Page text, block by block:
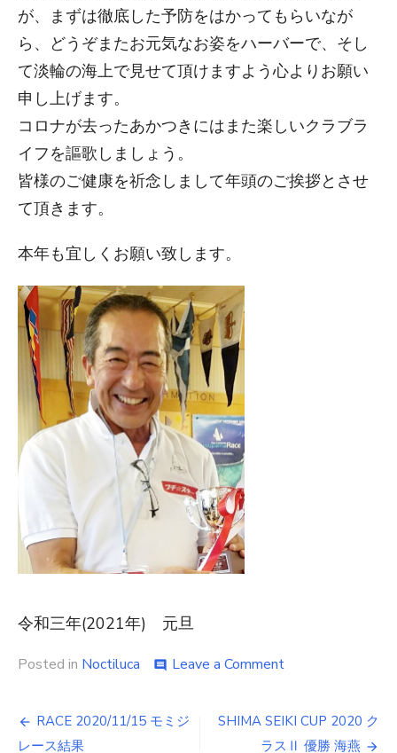
が、まずは徹底した予防をはかってもらいなが
ら、どうぞまたお元気なお姿をハーバーで、そし
て淡輪の海上で見せて頂けますよう心よりお願い
申し上げます。
コロナが去ったあかつきにはまた楽しいクラブラ
イフを謳歌しましょう。
皆様のご健康を祈念しまして年頭のご挨拶とさせ
て頂きます。
本年も宜しくお願い致します。
令和三年(2021年) 元旦
Posted in Noctiluca comment Leave a Commenton
三
投RACE 2020/11/15 モミジ
レース結果
SHIMA SEIKI CUP 2020 ク
ラスⅡ 優勝 海燕